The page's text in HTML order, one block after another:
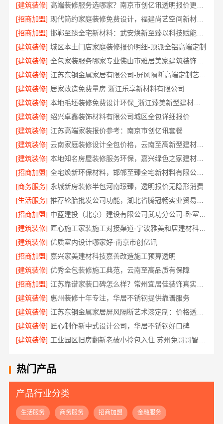
[建筑装修]
[招商加盟]
现代简约家庭装修免费设计，福建尚艺空间新材料科技有限公司整体落地
[招商加盟]
邯郸至臻全宅新材料：武安焕新至臻以科技赋能理想人居
[建筑装修] 城区本土门店家庭装修报价明细-顶派全铝高端定制
[建筑装修]
全包家装服务哪家专业佛山市雅居美家建筑装饰工程有限公司
[建筑装修]
[建筑装修] 居家改造免费量房 浙江乐享新材料有限公司
[建筑装修]
本地毛坯装修免费设计环保_浙江臻美新型建材有限公司绿色施工
[建筑装修] 绍兴卓鑫装饰材料有限公司城区全包详细报价
[建筑装修] 江苏高端家装报价参考：南京市创亿讯套餐
[建筑装修]
云南家庭装修设计全包价格，云南至高新型建材有限公司透明计价
[建筑装修]
本地知名房屋装修服务环保，嘉兴绿色之家建材科技有限公司
[招商加盟]
全宅焕新环保材料，邯郸至臻全宅新材料有限公司引领绿色装修
[商务服务] 永城新房装修半包河南璟臻，透明报价无隐形消费
[生活服务]
[招商加盟]
[建筑装修]
匠心施工家装施工对接渠道-宁波雅美和居建材科技有限公司
[建筑装修] 优质室内设计哪家好-南京市创亿讯
[招商加盟] 嘉兴家美建材科技嘉善改造施工预算透明
[建筑装修] 优秀全包装修施工典范，云南至高品质有保障
[招商加盟]
[建筑装修] 惠州装修十年专注，华居不锈钢提供靠谱服务
[建筑装修]
江苏东钢金属家居屏风隔断艺术漆定制：价格透明性价比优
[建筑装修] 匠心制作新中式设计公司，华居不锈钢好口碑
[建筑装修]
热门产品
产品行业分类
生活服务 商务服务 招商加盟 金融服务